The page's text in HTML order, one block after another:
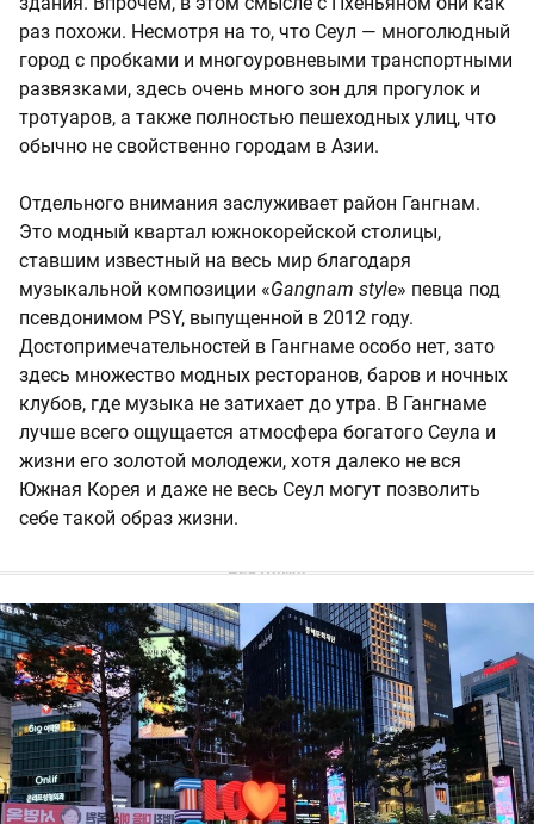
раз похожи. Несмотря на то, что Сеул — многолюдный
город с пробками и многоуровневыми транспортными
развязками, здесь очень много зон для прогулок и
тротуаров, а также полностью пешеходных улиц, что
обычно не свойственно городам в Азии.
Отдельного внимания заслуживает район Гангнам.
Это модный квартал южнокорейской столицы,
ставшим известный на весь мир благодаря
музыкальной композиции «Gangnam style» певца под
псевдонимом PSY, выпущенной в 2012 году.
Достопримечательностей в Гангнаме особо нет, зато
здесь множество модных ресторанов, баров и ночных
клубов, где музыка не затихает до утра. В Гангнаме
лучше всего ощущается атмосфера богатого Сеула и
жизни его золотой молодежи, хотя далеко не вся
Южная Корея и даже не весь Сеул могут позволить
себе такой образ жизни.